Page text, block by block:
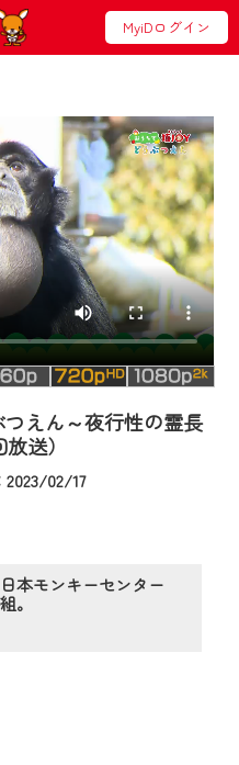
MyiDログイン
えん～夜行性の霊長
送）
2023/02/17
本モンキーセンター
。
せ
Web TV』は2024
アルします！
お住まいの地域
然。
ウザから、いつ
も！
市町の地域情報
！